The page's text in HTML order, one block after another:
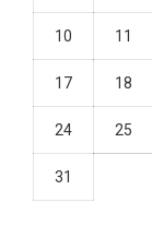
10 11
17 18
24 25
31